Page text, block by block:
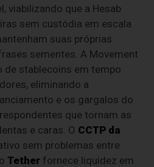
viabilizando que a Hesab
sem custódia em escala
suas próprias
sementes. A Movement
de stablecoins em tempo
eliminando a
e os gargalos do
que tornam as
e caras. O CCTP da
sem problemas entre
Tether fornece liquidez em